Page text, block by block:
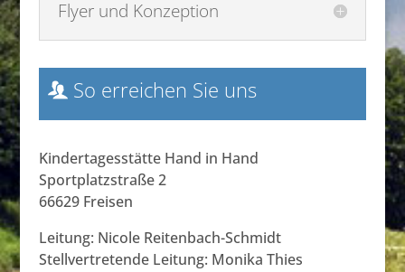
Flyer und Konzeption
So erreichen Sie uns
Kindertagesstätte Hand in Hand
Sportplatzstraße 2
66629 Freisen
Leitung: Nicole Reitenbach-Schmidt
Stellvertretende Leitung: Monika Thies